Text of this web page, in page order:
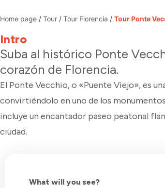
Home page / Tour / Tour Florencia / Tour Ponte
Intro
Suba al histórico Ponte
corazón de Florencia.
El Ponte Vecchio, o «Puente Viejo», es
convirtiéndolo en uno de los
incluye un encantador paseo peatonal
ciudad.
What will you see?